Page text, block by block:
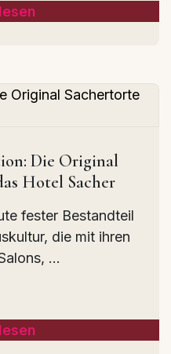
Die Original
Hotel Sacher
fester Bestandteil
die mit ihren
...